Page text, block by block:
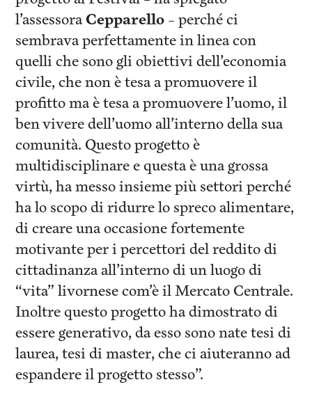
l’assessoraCepparello – perché ci
sembrava perfettamente in linea con
quelli che sono gli obiettivi dell’economia
civile, che non è tesa a promuovere il
profitto ma è tesa a promuovere l’uomo, il
ben vivere dell’uomo all’interno della sua
comunità. Questo progetto è
multidisciplinare e questa è una grossa
virtù, ha messo insieme più settori perché
ha lo scopo di ridurre lo spreco alimentare,
di creare una occasione fortemente
motivante per i percettori del reddito di
cittadinanza all’interno di un luogo di
“vita” livornese com’è il Mercato Centrale.
Inoltre questo progetto ha dimostrato di
essere generativo, da esso sono nate tesi di
laurea, tesi di master, che ci aiuteranno ad
espandere il progetto stesso”.